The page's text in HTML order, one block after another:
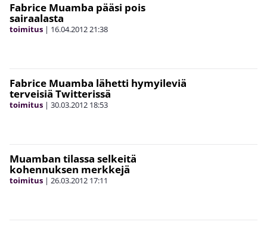
Fabrice Muamba pääsi pois
sairaalasta
toimitus | 16.04.201221:38
Fabrice Muamba lähetti hymyileviä
terveisiä Twitterissä
toimitus | 30.03.2012 18:53
Muamban tilassa selkeitä
kohennuksen merkkejä
toimitus | 26.03.2012 17:11